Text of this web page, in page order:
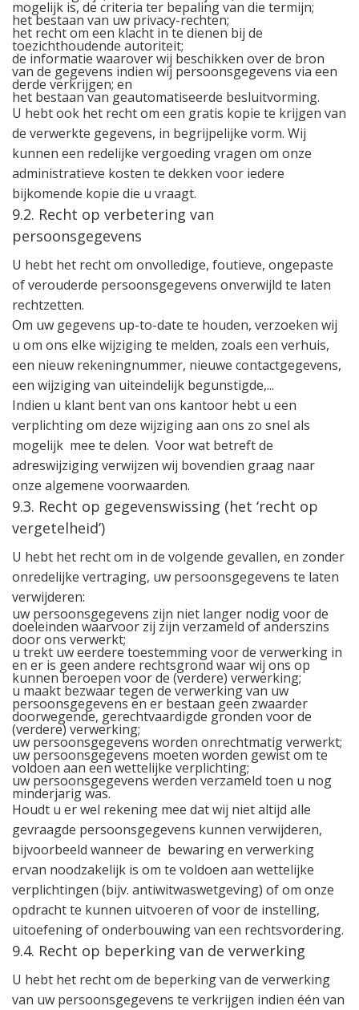
mogelijk is, de criteria ter bepaling van die termijn;
het bestaan van uw privacy-rechten;
het recht om een klacht in te dienen bij de
toezichthoudende autoriteit;
de informatie waarover wij beschikken over de bron
van de gegevens indien wij persoonsgegevens via een
derde verkrijgen; en
het bestaan van geautomatiseerde besluitvorming.
U hebt ook het recht om een gratis kopie te krijgen van
de verwerkte gegevens, in begrijpelijke vorm. Wij
kunnen een redelijke vergoeding vragen om onze
administratieve kosten te dekken voor iedere
bijkomende kopie die u vraagt.
9.2. Recht op verbetering van
persoonsgegevens
U hebt het recht om onvolledige, foutieve, ongepaste
of verouderde persoonsgegevens onverwijld te laten
rechtzetten.
Om uw gegevens up-to-date te houden, verzoeken wij
u om ons elke wijziging te melden, zoals een verhuis,
een nieuw rekeningnummer, nieuwe contactgegevens,
een wijziging van uiteindelijk begunstigde,...
Indien u klant bent van ons kantoor hebt u een
verplichting om deze wijziging aan ons zo snel als
mogelijk mee te delen. Voor wat betreft de
adreswijziging verwijzen wij bovendien graag naar
onze algemene voorwaarden.
9.3. Recht op gegevenswissing (het ‘recht op
vergetelheid’)
U hebt het recht om in de volgende gevallen, en zonder
onredelijke vertraging, uw persoonsgegevens te laten
verwijderen:
uw persoonsgegevens zijn niet langer nodig voor de
doeleinden waarvoor zij zijn verzameld of anderszins
door ons verwerkt;
u trekt uw eerdere toestemming voor de verwerking in
en er is geen andere rechtsgrond waar wij ons op
kunnen beroepen voor de (verdere) verwerking;
u maakt bezwaar tegen de verwerking van uw
persoonsgegevens en er bestaan geen zwaarder
doorwegende, gerechtvaardigde gronden voor de
(verdere) verwerking;
uw persoonsgegevens worden onrechtmatig verwerkt;
uw persoonsgegevens moeten worden gewist om te
voldoen aan een wettelijke verplichting;
uw persoonsgegevens werden verzameld toen u nog
minderjarig was.
Houdt u er wel rekening mee dat wij niet altijd alle
gevraagde persoonsgegevens kunnen verwijderen,
bijvoorbeeld wanneer de bewaring en verwerking
ervan noodzakelijk is om te voldoen aan wettelijke
verplichtingen (bijv. antiwitwaswetgeving) of om onze
opdracht te kunnen uitvoeren of voor de instelling,
uitoefening of onderbouwing van een rechtsvordering.
9.4. Recht op beperking van de verwerking
U hebt het recht om de beperking van de verwerking
van uw persoonsgegevens te verkrijgen indien één van